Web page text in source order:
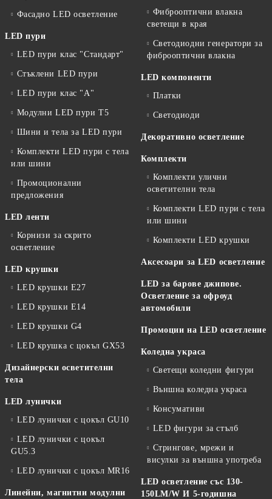
Фасадно LED осветление
LED пури
LED пури клас "Стандарт"
Стъклени LED пури
LED пури клас "А"
Модулни LED пури T5
Шини и тела за LED пури
Комплекти LED пури с тела
или шини
Промоционални
предложения
LED ленти
Корнизи за скрито
осветление
LED крушки
LED крушки E27
LED крушки E14
LED крушки G4
LED крушка с цокъл GX53
Дизайнерски осветителни
тела
LED лунички
LED лунички с цокъл GU10
LED лунички с цокъл
GU5.3
LED лунички с цокъл MR16
Линейни, магнитни модулни
Фиброоптични влакна
светещи в края
Светодиодни генератори за
фиброоптични влакна
LED компоненти
Платки
Светодиоди
Декоративно осветление
Комплекти
Комплекти улични
осветителни тела
Комплекти LED пури с тела
или шини
Комплекти LED крушки
Аксесоари за LED осветление
LED за барове джипове.
Осветление за офроуд
автомобили
Промоции на LED осветление
Коледна украса
Светещи коледни фигури
Външна коледна украса
Консумативи
LED фигури за стълб
Стрингове, мрежи и
висулки за външна употреба
LED осветление със 130-
150LM/W И 5-годишна